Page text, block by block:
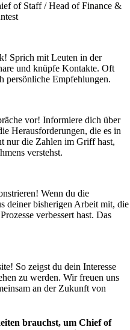
of Staff / Head of Finance &
Sprich mit Leuten in der
und knüpfe Kontakte. Oft
persönliche Empfehlungen.
vor! Informiere dich über
Herausforderungen, die es in
nur die Zahlen im Griff hast,
verstehst.
Wenn du die
deiner bisherigen Arbeit mit, die
verbessert hast. Das
So zeigst du dein Interesse
zu werden. Wir freuen uns
an der Zukunft von
brauchst, um Chief of